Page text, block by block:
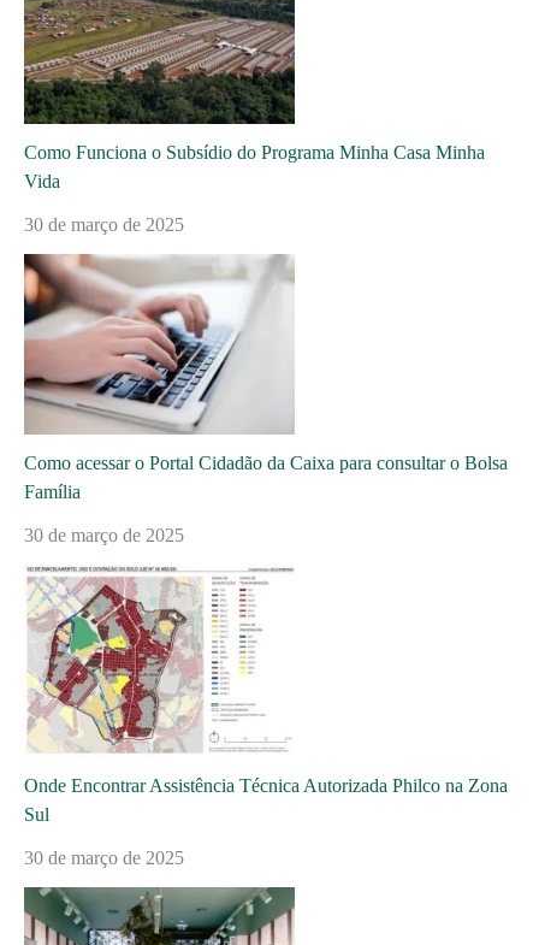
Como Funciona o Subsídio do Programa Minha Casa Minha
Vida
30 de março de 2025
Como acessar o Portal Cidadão da Caixa para consultar o Bolsa
Família
30 de março de 2025
Onde Encontrar Assistência Técnica Autorizada Philco na Zona
Sul
30 de março de 2025